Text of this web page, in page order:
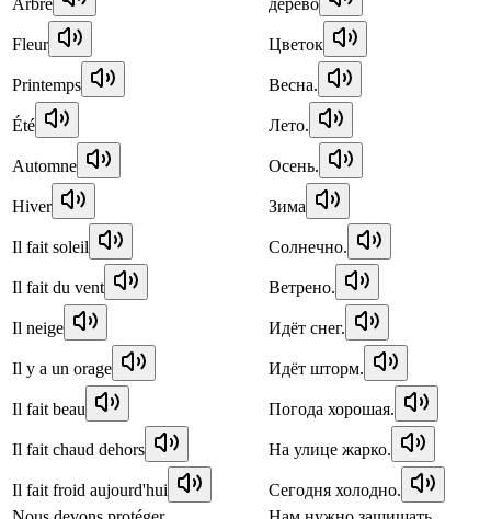
Fleur Цветок
Printemps Весна.
Été Лето.
Automne Осень.
Hiver Зима
Il fait soleil Солнечно.
Il fait du vent Ветрено.
Il neige Идёт снег.
Il y a un orage Идёт шторм.
Il fait beau Погода хорошая.
Il fait chaud dehors На улице жарко.
Il fait froid aujourd'hui
Сегодня холодно.